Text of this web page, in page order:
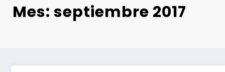
Mes:septiembre 2017